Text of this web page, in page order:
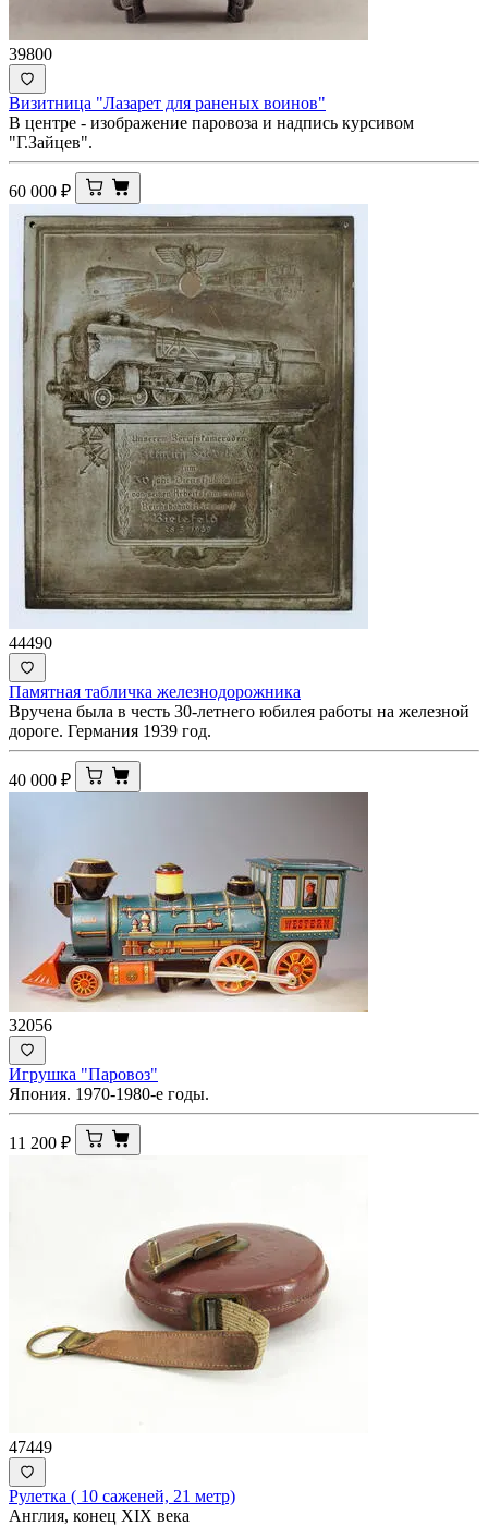
39800
Визитница "Лазарет для раненых воинов"
В центре - изображение паровоза и надпись курсивом
"Г.Зайцев".
60 000 ₽
44490
Памятная табличка железнодорожника
Вручена была в честь 30-летнего юбилея работы на железной
дороге. Германия 1939 год.
40 000 ₽
32056
Игрушка "Паровоз"
Япония. 1970-1980-е годы.
11 200 ₽
47449
Рулетка ( 10 саженей, 21 метр)
Англия, конец XIX века